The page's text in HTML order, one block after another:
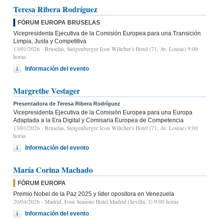
Teresa Ribera Rodríguez
FÓRUM EUROPA BRUSELAS
Vicepresidenta Ejecutiva de la Comisión Europea para una Transición
Limpia, Justa y Competitiva
13/01/2026 - Bruselas, Steigenberger Icon Wiltcher's Hotel (71, Av. Louise) 9:00
horas
Información del evento
Margrethe Vestager
Presentadora de Teresa Ribera Rodríguez
Vicepresidenta Ejecutiva de la Comisión Europea para una Europa
Adaptada a la Era Digital y Comisaria Europea de Competencia
13/01/2026 - Bruselas, Steigenberger Icon Wiltcher's Hotel (71, Av. Louise) 9:00
horas
Información del evento
María Corina Machado
FÓRUM EUROPA
Premio Nobel de la Paz 2025 y líder opositora en Venezuela
20/04/2026 - Madrid, Four Seasons Hotel Madrid (Sevilla, 3) 9.00 horas
Información del evento